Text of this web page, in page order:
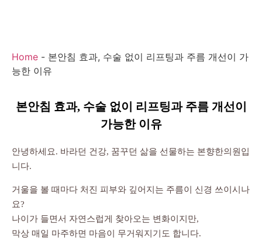
Home - 본안침 효과, 수술 없이 리프팅과 주름 개선이 가
능한 이유
본안침 효과, 수술 없이 리프팅과 주름 개선이
가능한 이유
안녕하세요. 바라던 건강, 꿈꾸던 삶을 선물하는 본향한의원입
니다.
거울을 볼 때마다 처진 피부와 깊어지는 주름이 신경 쓰이시나
요?
나이가 들면서 자연스럽게 찾아오는 변화이지만,
막상 매일 마주하면 마음이 무거워지기도 합니다.